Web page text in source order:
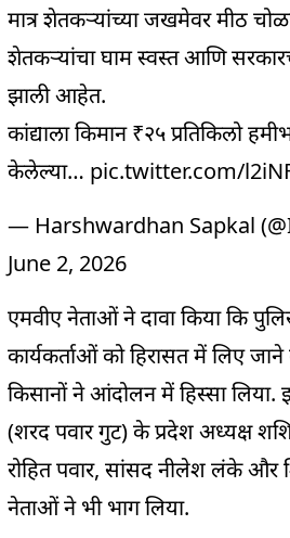
मात्र शेतकऱ्यांच्या जखमेवर मीठ
शेतकऱ्यांचा घाम स्वस्त आणि
झाली आहेत.
कांद्याला किमान ₹२५ प्रतिकिलो
केलेल्या… pic.twitter.com/
— Harshwardhan Sapkal
June 2, 2026
एमवीए नेताओं ने दावा किया कि
कार्यकर्ताओं को हिरासत में लिए
किसानों ने आंदोलन में हिस्सा लिया.
(शरद पवार गुट) के प्रदेश अध्यक्ष
रोहित पवार, सांसद नीलेश लंके और
नेताओं ने भी भाग लिया.